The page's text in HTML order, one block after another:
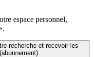
espace personnel,
recherche et recevoir les